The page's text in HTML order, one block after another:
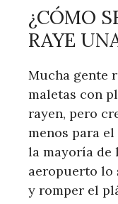
¿CÓMO
RAYE
Mucha gente
maletas con
rayen, pero
menos para
la mayoría de
aeropuerto lo
y romper el